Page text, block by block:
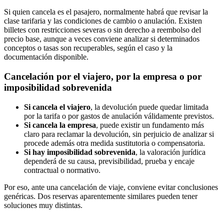
Si quien cancela es el pasajero, normalmente habrá que revisar la
clase tarifaria y las condiciones de cambio o anulación. Existen
billetes con restricciones severas o sin derecho a reembolso del
precio base, aunque a veces conviene analizar si determinados
conceptos o tasas son recuperables, según el caso y la
documentación disponible.
Cancelación por el viajero, por la empresa o por
imposibilidad sobrevenida
Si cancela el viajero, la devolución puede quedar limitada
por la tarifa o por gastos de anulación válidamente previstos.
Si cancela la empresa, puede existir un fundamento más
claro para reclamar la devolución, sin perjuicio de analizar si
procede además otra medida sustitutoria o compensatoria.
Si hay imposibilidad sobrevenida, la valoración jurídica
dependerá de su causa, previsibilidad, prueba y encaje
contractual o normativo.
Por eso, ante una cancelación de viaje, conviene evitar conclusiones
genéricas. Dos reservas aparentemente similares pueden tener
soluciones muy distintas.